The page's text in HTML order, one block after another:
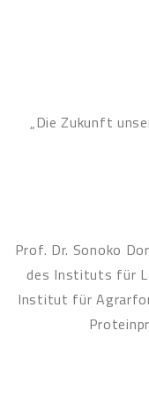
„Die Zukunft
Prof. Dr. Sonoko
des Instituts für
Institut für